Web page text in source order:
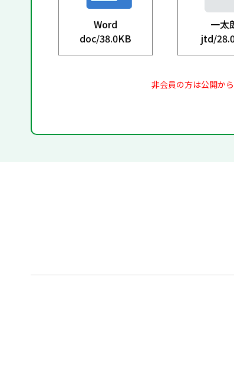
Word
doc/38.0KB
一太
jtd/
非会員の方は公開か